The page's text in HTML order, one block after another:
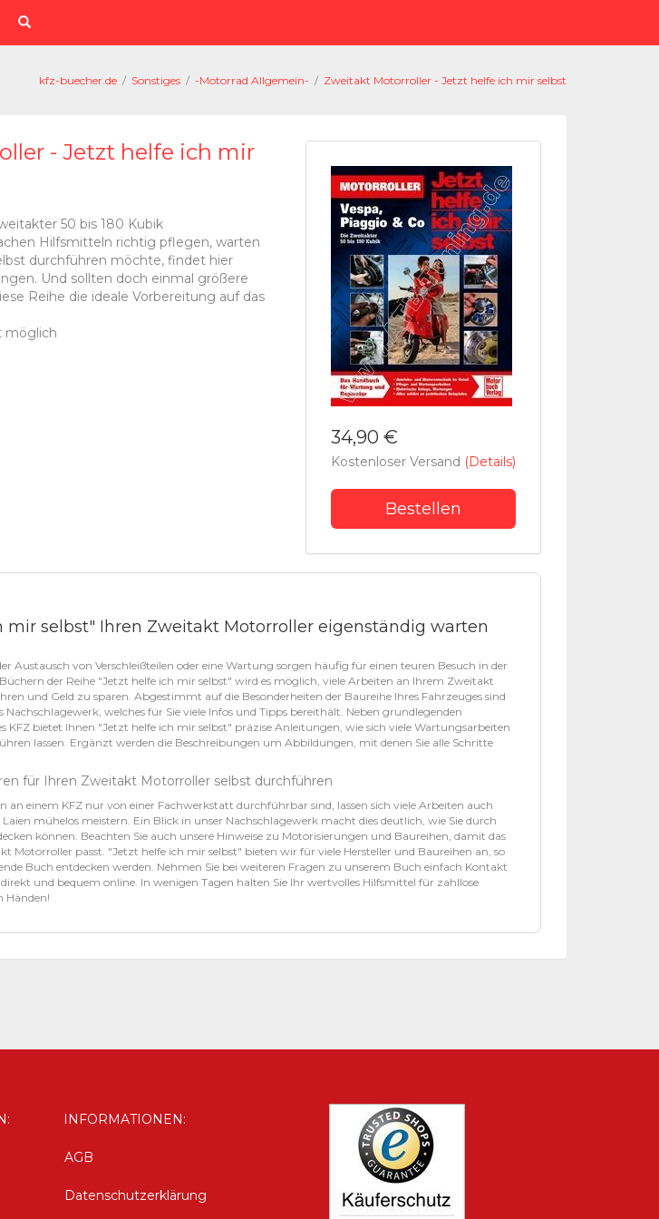
kfz-buecher.de / Sonstiges / -Motorrad Allgemein- / Zweitakt Motorroller - Jetzt helfe ich mir selbst
34,90 €
Kostenloser Versand (Details)
Bestellen
- Jetzt helfe ich mir
50 bis 180 Kubik
Hilfsmitteln richtig pflegen, warten
durchführen möchte, findet hier
Und sollten doch einmal größere
Reihe die ideale Vorbereitung auf das
möglich
mir selbst" Ihren Zweitakt Motorroller eigenständig warten
Austausch von Verschleißteilen oder eine Wartung sorgen häufig für einen teuren Besuch in der
der Reihe "Jetzt helfe ich mir selbst" wird es möglich, viele Arbeiten an Ihrem Zweitakt
und Geld zu sparen. Abgestimmt auf die Besonderheiten der Baureihe Ihres Fahrzeuges sind
Nachschlagewerk, welches für Sie viele Infos und Tipps bereithält. Neben grundlegenden
KFZ bietet Ihnen "Jetzt helfe ich mir selbst" präzise Anleitungen, wie sich viele Wartungsarbeiten
lassen. Ergänzt werden die Beschreibungen um Abbildungen, mit denen Sie alle Schritte
für Ihren Zweitakt Motorroller selbst durchführen
an einem KFZ nur von einer Fachwerkstatt durchführbar sind, lassen sich viele Arbeiten auch
mühelos meistern. Ein Blick in unser Nachschlagewerk macht dies deutlich, wie Sie durch
können. Beachten Sie auch unsere Hinweise zu Motorisierungen und Baureihen, damit das
Motorroller passt. "Jetzt helfe ich mir selbst" bieten wir für viele Hersteller und Baureihen an, so
Buch entdecken werden. Nehmen Sie bei weiteren Fragen zu unserem Buch einfach Kontakt
direkt und bequem online. In wenigen Tagen halten Sie Ihr wertvolles Hilfsmittel für zahllose
Händen!
INFORMATIONEN:
AGB
Datenschutzerklärung